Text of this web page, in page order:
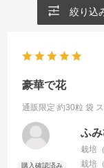
絞り込
豪華で花
通販限定 約30粒 袋
ふ
栽培
栽培